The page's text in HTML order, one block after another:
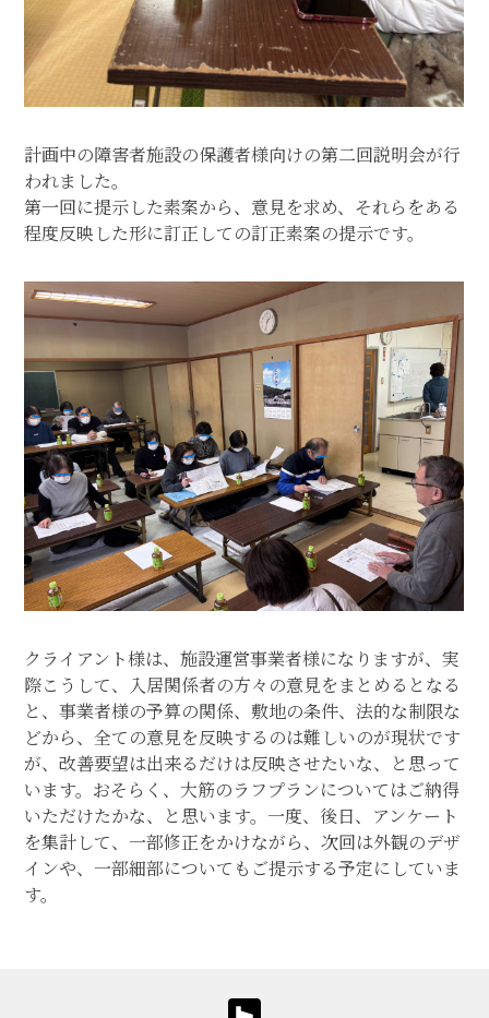
事例紹介
業務の流れ
住宅建築事業部～HAUS LABO 拓
住宅商品
設計コンセプト
私たちについて
BLOG
計画中の障害者施設の保護者様向けの第二回説明会が行
われました。
第一回に提示した素案から、意見を求め、それらをある
程度反映した形に訂正しての訂正素案の提示です。
クライアント様は、施設運営事業者様になりますが、実
際こうして、入居関係者の方々の意見をまとめるとなる
と、事業者様の予算の関係、敷地の条件、法的な制限な
どから、全ての意見を反映するのは難しいのが現状です
が、改善要望は出来るだけは反映させたいな、と思って
います。おそらく、大筋のラフプランについてはご納得
いただけたかな、と思います。一度、後日、アンケート
を集計して、一部修正をかけながら、次回は外観のデザ
インや、一部細部についてもご提示する予定にしていま
す。